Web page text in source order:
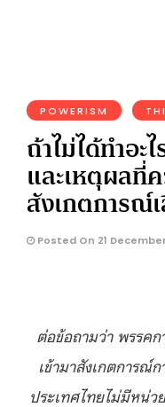
POWERISM
ถ้าไม่ได้ทำอะ
และเหตุผลที่
สังเกตการณ์
Posted On 21
ต่อข้อถามว่า พรรคก
เข้ามาสังเกตการณ์
ประเทศไทยไม่มีหน่ว